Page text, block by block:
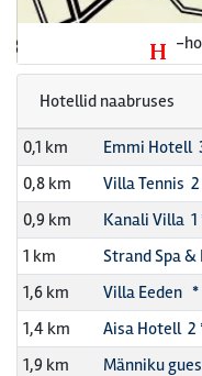
-
Hotellid naabruses
0,1 km
Emmi Hotell
0,8 km
Villa Tennis
0,9 km
Kanali Villa 1
1 km
Strand Spa
1,6 km
Villa Eeden *
1,4 km
Aisa Hotell 2
1,9 km
Männiku